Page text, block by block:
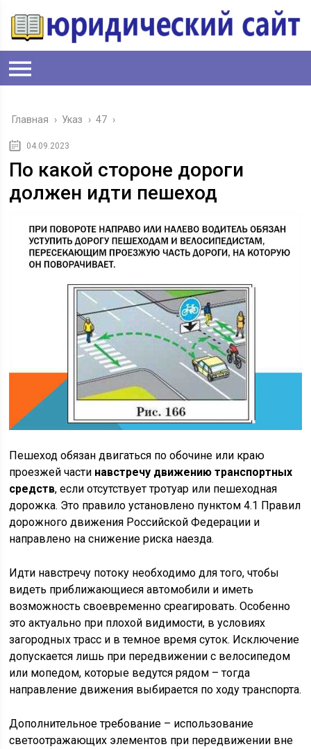
Главная › Указ › 47 ›
04.09.2023
По какой стороне дороги
должен идти пешеход
Пешеход обязан двигаться по обочине или краю
проезжей части навстречу движению транспортных
средств, если отсутствует тротуар или пешеходная
дорожка. Это правило установлено пунктом 4.1 Правил
дорожного движения Российской Федерации и
направлено на снижение риска наезда.
Идти навстречу потоку необходимо для того, чтобы
видеть приближающиеся автомобили и иметь
возможность своевременно среагировать. Особенно
это актуально при плохой видимости, в условиях
загородных трасс и в темное время суток. Исключение
допускается лишь при передвижении с велосипедом
или мопедом, которые ведутся рядом – тогда
направление движения выбирается по ходу транспорта.
Дополнительное требование – использование
светоотражающих элементов при передвижении вне